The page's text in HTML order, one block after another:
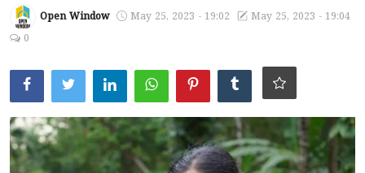
ആരോഗ്യം
Gallery
Open Window May 25, 2023 - 19:02
May 25, 2023 - 19:04
0